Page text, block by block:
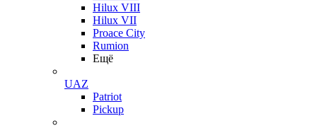
Hilux VIII
Hilux VII
Proace City
Rumion
Ещё
UAZ
Patriot
Pickup